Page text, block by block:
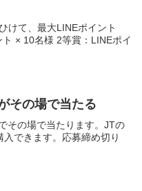
けて、最大LINEポイント
× 10名様 2等賞：LINEポイ
その場で当たる
その場で当たります。JTの
できます。応募締め切り